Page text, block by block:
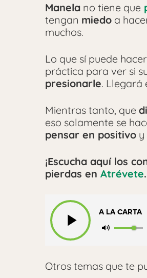
Manela no tiene que
tengan miedo a
muchos.
Lo que sí puede
práctica para ver si
presionarle. Llegará
Mientras tanto, que
eso solamente se
pensar en positivo y
¡Escucha aquí los
pierdas en Atrévete.
A LA CARTA
Otros temas que te